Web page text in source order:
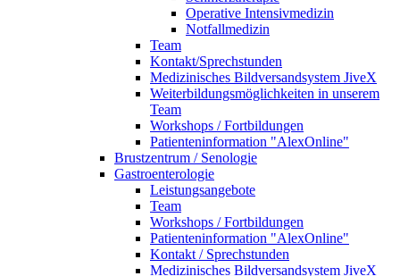
Operative Intensivmedizin
Notfallmedizin
Team
Kontakt/Sprechstunden
Medizinisches Bildversandsystem JiveX
Weiterbildungsmöglichkeiten in unserem
Team
Workshops / Fortbildungen
Patienteninformation "AlexOnline"
Brustzentrum / Senologie
Gastroenterologie
Leistungsangebote
Team
Workshops / Fortbildungen
Patienteninformation "AlexOnline"
Kontakt / Sprechstunden
Medizinisches Bildversandsystem JiveX